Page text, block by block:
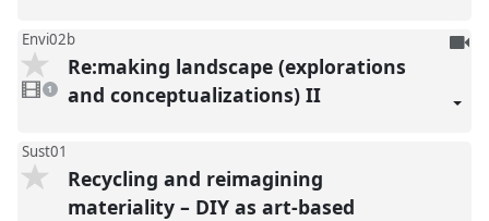
Envi02b
1
video
present
1
To
Re:making landscape (explorations
and conceptualizations) II
Sust01
Recycling and reimagining
materiality – DIY as art-based